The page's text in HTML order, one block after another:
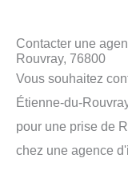
Contacter une
Rouvray, 76800
Vous souhaitez
Étienne-du-
pour une prise de
chez une agence